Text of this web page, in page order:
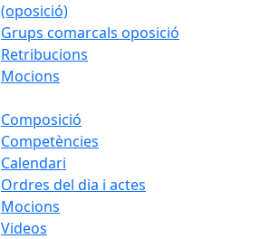
(oposició)
Grups comarcals oposició
Retribucions
Mocions
Composició
Competències
Calendari
Ordres del dia i actes
Mocions
Videos